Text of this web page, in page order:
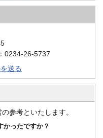
0234-26-5737
送る
参考といたします。
かったですか？